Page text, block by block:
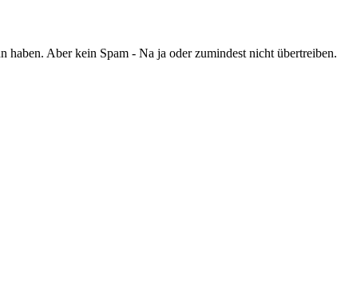
Aber kein Spam - Na ja oder zumindest nicht übertreiben.